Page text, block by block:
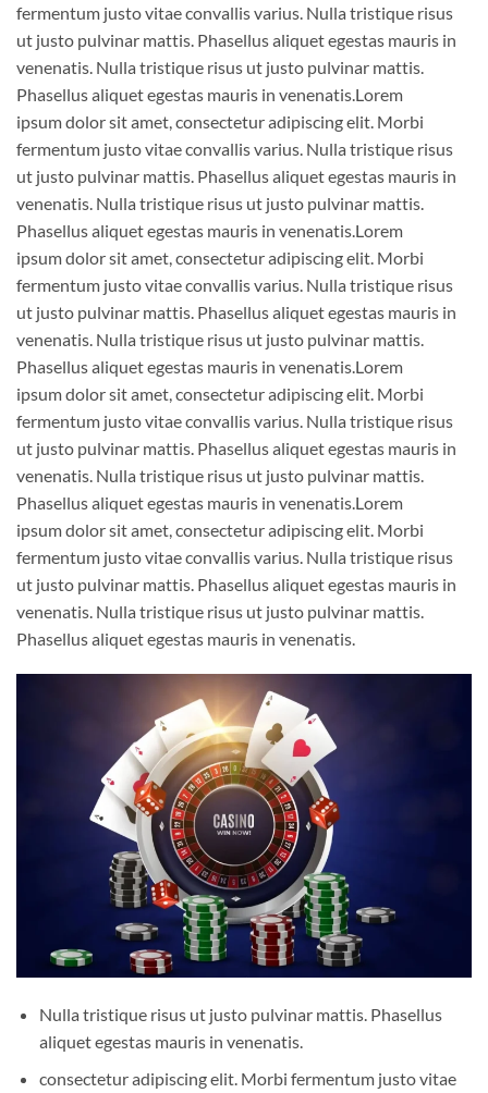
fermentum justo vitae convallis varius. Nulla tristique risus
ut justo pulvinar mattis. Phasellus aliquet egestas mauris in
venenatis. Nulla tristique risus ut justo pulvinar mattis.
Phasellus aliquet egestas mauris in venenatis.Lorem
ipsum dolor sit amet, consectetur adipiscing elit. Morbi
fermentum justo vitae convallis varius. Nulla tristique risus
ut justo pulvinar mattis. Phasellus aliquet egestas mauris in
venenatis. Nulla tristique risus ut justo pulvinar mattis.
Phasellus aliquet egestas mauris in venenatis.Lorem
ipsum dolor sit amet, consectetur adipiscing elit. Morbi
fermentum justo vitae convallis varius. Nulla tristique risus
ut justo pulvinar mattis. Phasellus aliquet egestas mauris in
venenatis. Nulla tristique risus ut justo pulvinar mattis.
Phasellus aliquet egestas mauris in venenatis.Lorem
ipsum dolor sit amet, consectetur adipiscing elit. Morbi
fermentum justo vitae convallis varius. Nulla tristique risus
ut justo pulvinar mattis. Phasellus aliquet egestas mauris in
venenatis. Nulla tristique risus ut justo pulvinar mattis.
Phasellus aliquet egestas mauris in venenatis.Lorem
ipsum dolor sit amet, consectetur adipiscing elit. Morbi
fermentum justo vitae convallis varius. Nulla tristique risus
ut justo pulvinar mattis. Phasellus aliquet egestas mauris in
venenatis. Nulla tristique risus ut justo pulvinar mattis.
Phasellus aliquet egestas mauris in venenatis.
Nulla tristique risus ut justo pulvinar mattis. Phasellus
aliquet egestas mauris in venenatis.
consectetur adipiscing elit. Morbi fermentum justo vitae